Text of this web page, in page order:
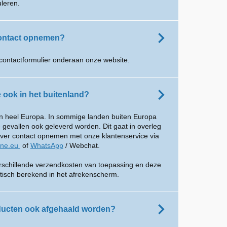
opnemen?
onderaan onze website.
ook in het buitenland?
heel Europa. In sommige landen buiten Europa
ook geleverd worden. Dit gaat in overleg
contact opnemen met onze klantenservice via
of WhatsApp/ Webchat.
verzendkosten van toepassing en deze
berekend in het afrekenscherm.
ook afgehaald worden?